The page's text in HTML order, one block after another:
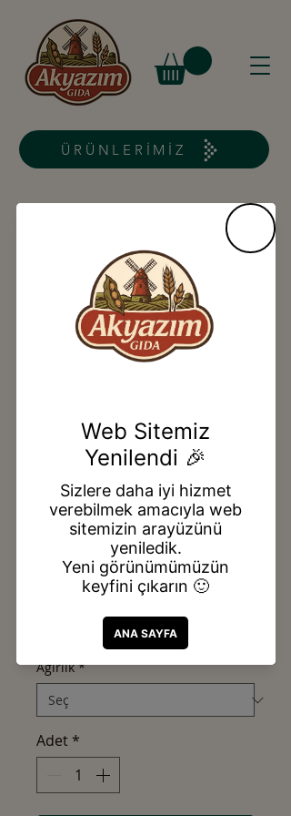
ÜRÜNLERİMİZ
KÖY KÖFTELİK
BULGUR
₺35,00Fiyat
Ağırlık *
Adet*